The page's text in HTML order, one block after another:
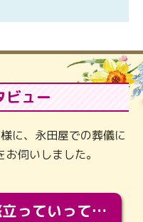
ビュー
に、永田屋での葬儀に
伺いしました。
「カッコよくなって旅立っていってくれました（笑）もっとカッコいいって言ってあげればよかったな」